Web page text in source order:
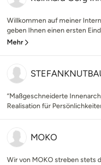
Willkommen auf meiner
geben Ihnen einen ersten
Mehr
“Maßgeschneiderte
Realisation für
MOKO
Wir von MOKO streben stets